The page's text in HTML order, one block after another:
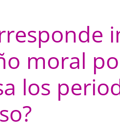
moral
los